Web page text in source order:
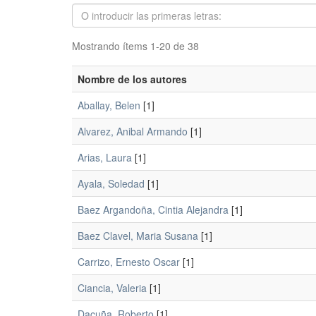
Mostrando ítems 1-20 de 38
Nombre de los autores
Aballay, Belen [1]
Alvarez, Anibal Armando [1]
Arias, Laura [1]
Ayala, Soledad [1]
Baez Argandoña, Cintia Alejandra [1]
Baez Clavel, Maria Susana [1]
Carrizo, Ernesto Oscar [1]
Ciancia, Valeria [1]